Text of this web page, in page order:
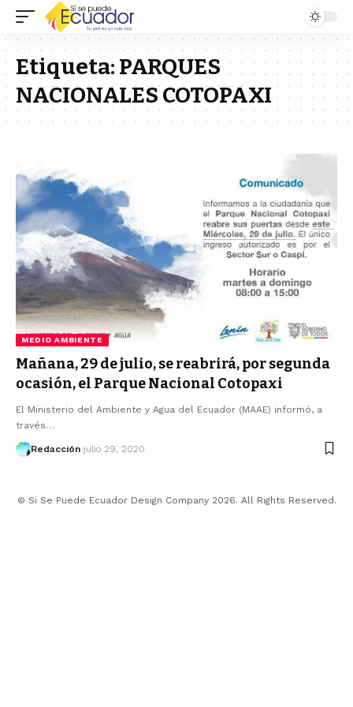
Etiqueta: PARQUES
NACIONALES COTOPAXI
MEDIO AMBIENTE
Mañana, 29 de julio, se reabrirá, por segunda
ocasión, el Parque Nacional Cotopaxi
El Ministerio del Ambiente y Agua del Ecuador (MAAE) informó, a
través…
Redacción julio 29, 2020
© Si Se Puede Ecuador Design Company 2026. All Rights Reserved.